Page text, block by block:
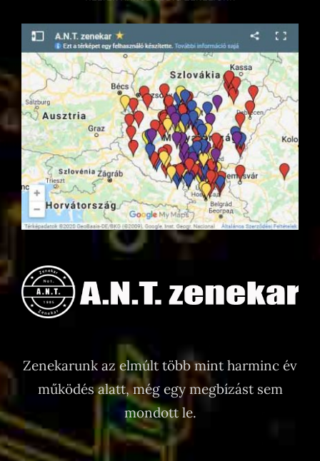
Zenekarunk az elmúlt több mint harminc év
működés alatt, még egy megbízást sem
mondott le.